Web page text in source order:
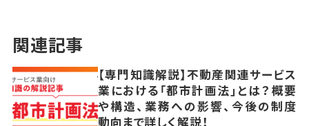
関連記事
【専門知識解説】不動産関連サービス
業における「都市計画法」とは？概要
や構造、業務への影響、今後の制度
動向まで詳しく解説！